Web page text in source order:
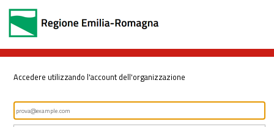
Accedere utilizzando l'account dell'organizzazione